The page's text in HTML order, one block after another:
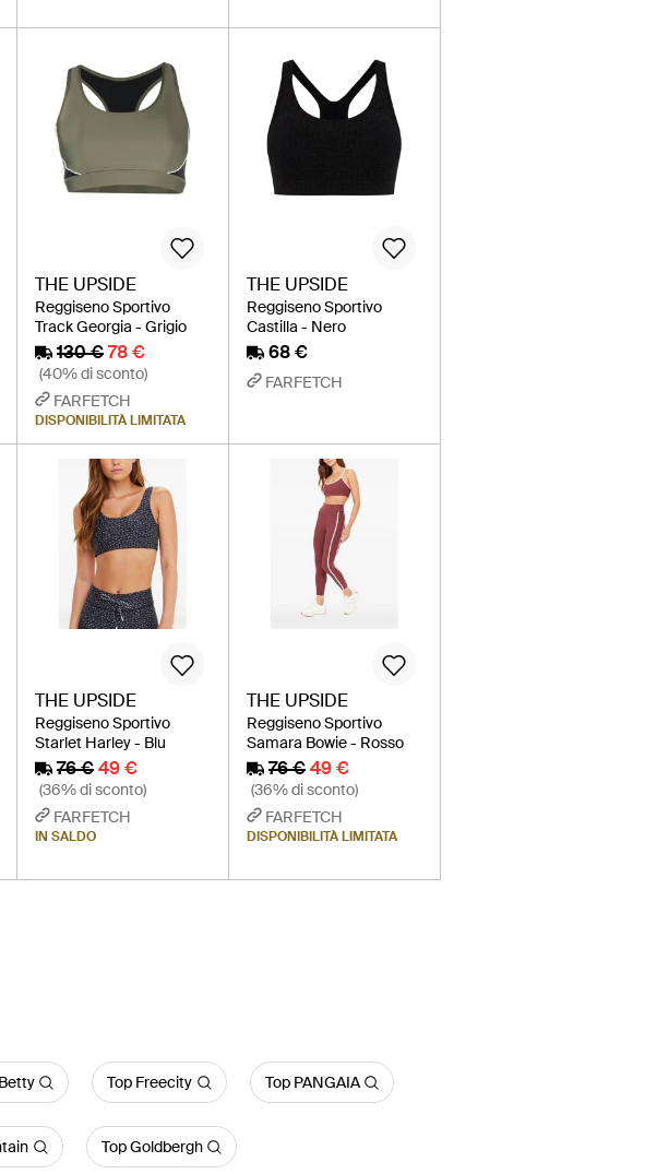
THE UPSIDE
Reggiseno Sportivo
Track Georgia - Grigio
130 € 78 €
(40% di sconto)
FARFETCH
DISPONIBILITÀ LIMITATA
THE UPSIDE
Reggiseno Sportivo
Castilla - Nero
68 €
FARFETCH
THE UPSIDE
Reggiseno Sportivo
Starlet Harley - Blu
76 € 49 €
(36% di sconto)
FARFETCH
IN SALDO
THE UPSIDE
Reggiseno Sportivo
Samara Bowie - Rosso
76 €49 €
(36% di sconto)
FARFETCH
DISPONIBILITÀ LIMITATA
Top Freecity Top PANGAIA
Top Goldbergh